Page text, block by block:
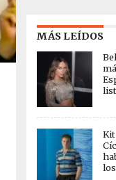
MÁS LEÍDOS